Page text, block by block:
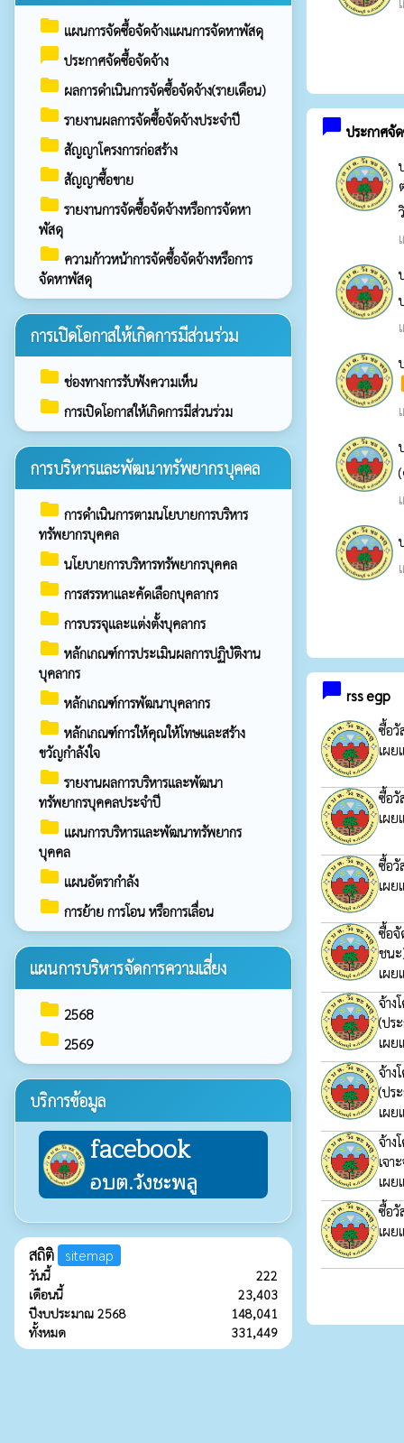
folder แผนการจัดซื้อจัดจ้างแผนการจัดหาพัสดุ
chat_bubble ประกาศจัดซื้อจัดจ้าง
folder ผลการดำเนินการจัดซื้อจัดจ้าง(รายเดือน)
folder รายงานผลการจัดซื้อจัดจ้างประจำปี
folder สัญญาโครงการก่อสร้าง
folder สัญญาซื้อขาย
folder รายงานการจัดซื้อจัดจ้างหรือการจัดหา
พัสดุ
folder ความก้าวหน้าการจัดซื้อจัดจ้างหรือการ
จัดหาพัสดุ
การเปิดโอกาสให้เกิดการมีส่วนร่วม
folder ช่องทางการรับฟังความเห็น
folder การเปิดโอกาสให้เกิดการมีส่วนร่วม
การบริหารและพัฒนาทรัพยากรบุคคล
folder การดำเนินการตามนโยบายการบริหาร
ทรัพยากรบุคคล
folder นโยบายการบริหารทรัพยากรบุคคล
folder การสรรหาและคัดเลือกบุคลากร
folder การบรรจุและแต่งตั้งบุคลากร
folder หลักเกณฑ์การประเมินผลการปฏิบัติงาน
บุคลากร
folder หลักเกณฑ์การพัฒนาบุคลากร
folder หลักเกณฑ์การให้คุณให้โทษและสร้าง
ขวัญกำลังใจ
folder รายงานผลการบริหารและพัฒนา
ทรัพยากรบุคคลประจำปี
folder แผนการบริหารและพัฒนาทรัพยากร
บุคคล
folder แผนอัตรากำลัง
folder การย้าย การโอน หรือการเลื่อน
แผนการบริหารจัดการความเสี่ยง
folder 2568
folder 2569
บริการข้อมูล
facebook
อบต.วังชะพลู
สถิติ sitemap
วันนี้
222
เดือนนี้
23,403
ปีงบประมาณ 2568
148,041
ทั้งหมด
331,449
chat_bubble ประกาศจั
chat_bubble rss egp
ซื้อวั
เผ
ซื้อวั
เผ
ซื้อวั
เผ
ซื้อจั
ชน
เผ
จ้าง
(ปร
เผ
จ้าง
(ปร
เผ
จ้าง
เจา
เผ
ซื้อวั
เผ